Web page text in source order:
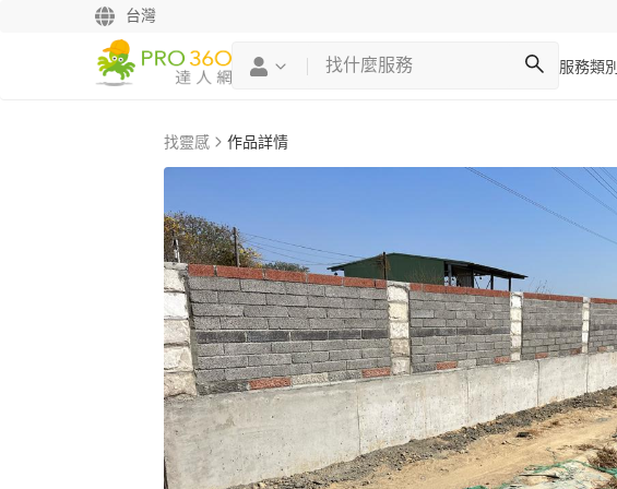
台灣
服務類別
找靈感 作品詳情